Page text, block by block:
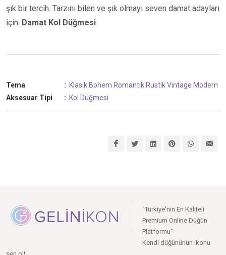
şık bir tercih. Tarzını bilen ve şık olmayı seven damat adayları
için. Damat Kol Düğmesi
Tema : Klasik Bohem Romantik RustikVintage Modern
Aksesuar Tipi
: Kol Düğmesi
"Türkiye'nin En Kaliteli
Premium Online Düğün
Platformu"
Kendi düğününün ikonu